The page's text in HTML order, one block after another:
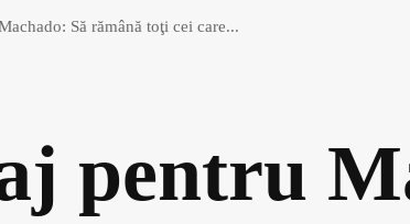
Să rămână toţi cei care...
pentru